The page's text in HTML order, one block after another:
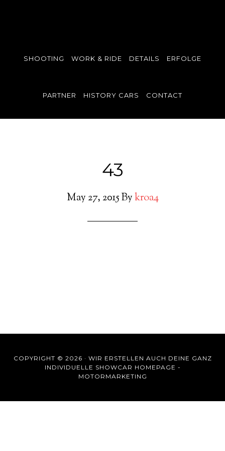
SHOOTING WORK & RIDE DETAILS ERFOLGE
PARTNER HISTORY CARS CONTACT
43
May 27, 2015Bykroa4
COPYRIGHT © 2026 · WIR ERSTELLEN AUCH DEINE GANZ
INDIVIDUELLE SHOWCAR HOMEPAGE -
MOTORMARKETING